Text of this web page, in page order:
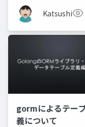
Katsushi21
gormによるテー
義について